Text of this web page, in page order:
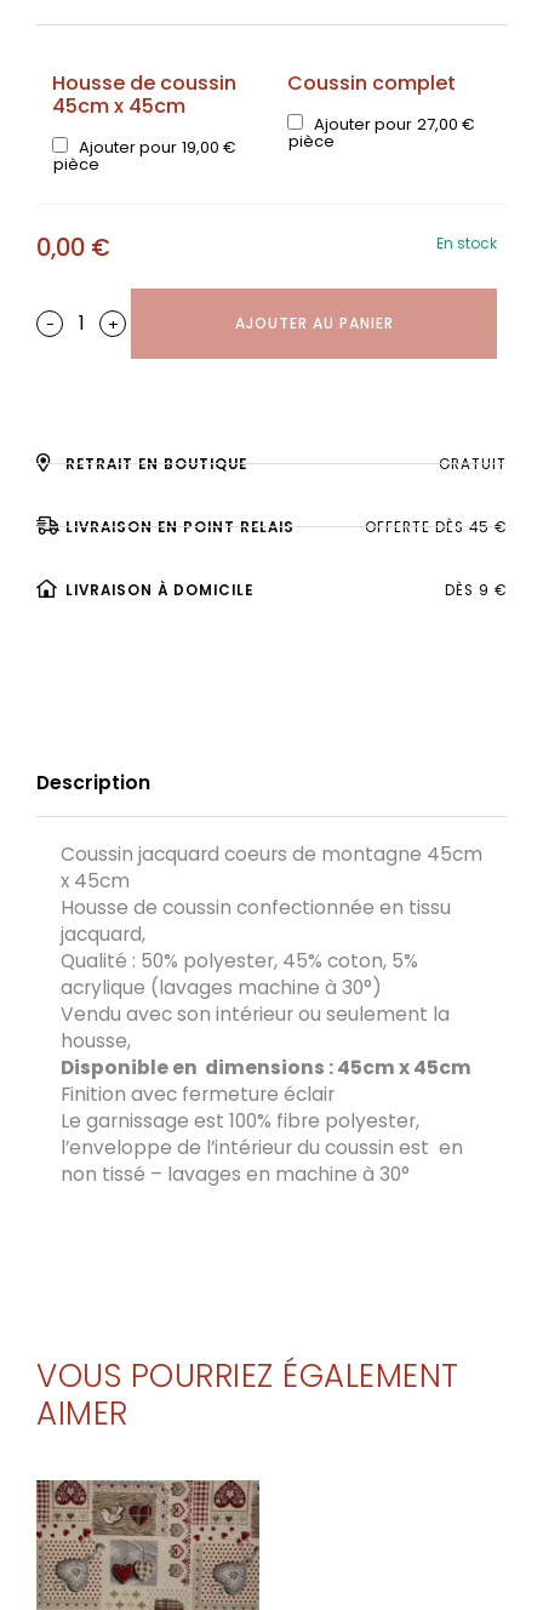
Housse de coussin
45cm x 45cm
Ajouter pour 19,00€
pièce
Coussin complet
Ajouter pour 27,00€
pièce
0,00 € En stock
- + AJOUTER AU PANIER
RETRAIT EN BOUTIQUE GRATUIT
LIVRAISON EN POINT RELAIS OFFERTE DÈS 45 €
LIVRAISON À DOMICILE DÈS 9 €
Description
Coussin jacquard coeurs de montagne 45cm
x 45cm
Housse de coussin confectionnée en tissu
jacquard,
Qualité : 50% polyester, 45% coton, 5%
acrylique (lavages machine à 30°)
Vendu avec son intérieur ou seulement la
housse,
Disponible en dimensions : 45cm x 45cm
Finition avec fermeture éclair
Le garnissage est 100% fibre polyester,
l’enveloppe de l’intérieur du coussin est en
non tissé – lavages en machine à 30°
VOUS POURRIEZ ÉGALEMENT
AIMER